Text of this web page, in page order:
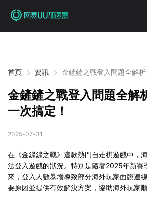
首頁 資訊 金鏟鏟之戰登入問題全解
金鏟鏟之戰登入問題全解
一次搞定！
2025-07-31
在《金鏟鏟之戰》這款熱門自走棋遊戲中，
法登入遊戲的狀況。特別是隨著2025年新賽
來，登入人數暴增導致部分海外玩家面臨連
要原因並提供有效解決方案，協助海外玩家